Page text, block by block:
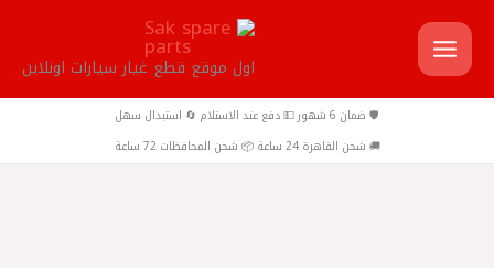
تخطي
إلى
المحتوى
اول موقع قطع غيار سيارات اونلاين
🛡️ ضمان 6 شهور 💵 دفع عند الاستلام 🔄 استبدال سهل
🚚 شحن القاهرة 24 ساعة 📦 شحن المحافظات 72 ساعة